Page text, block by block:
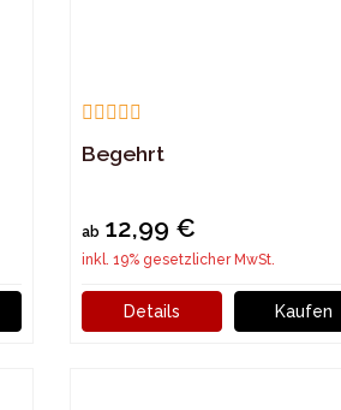
Begehrt
ab 12,99 €
inkl. 19% gesetzlicher MwSt.
Details Kaufen